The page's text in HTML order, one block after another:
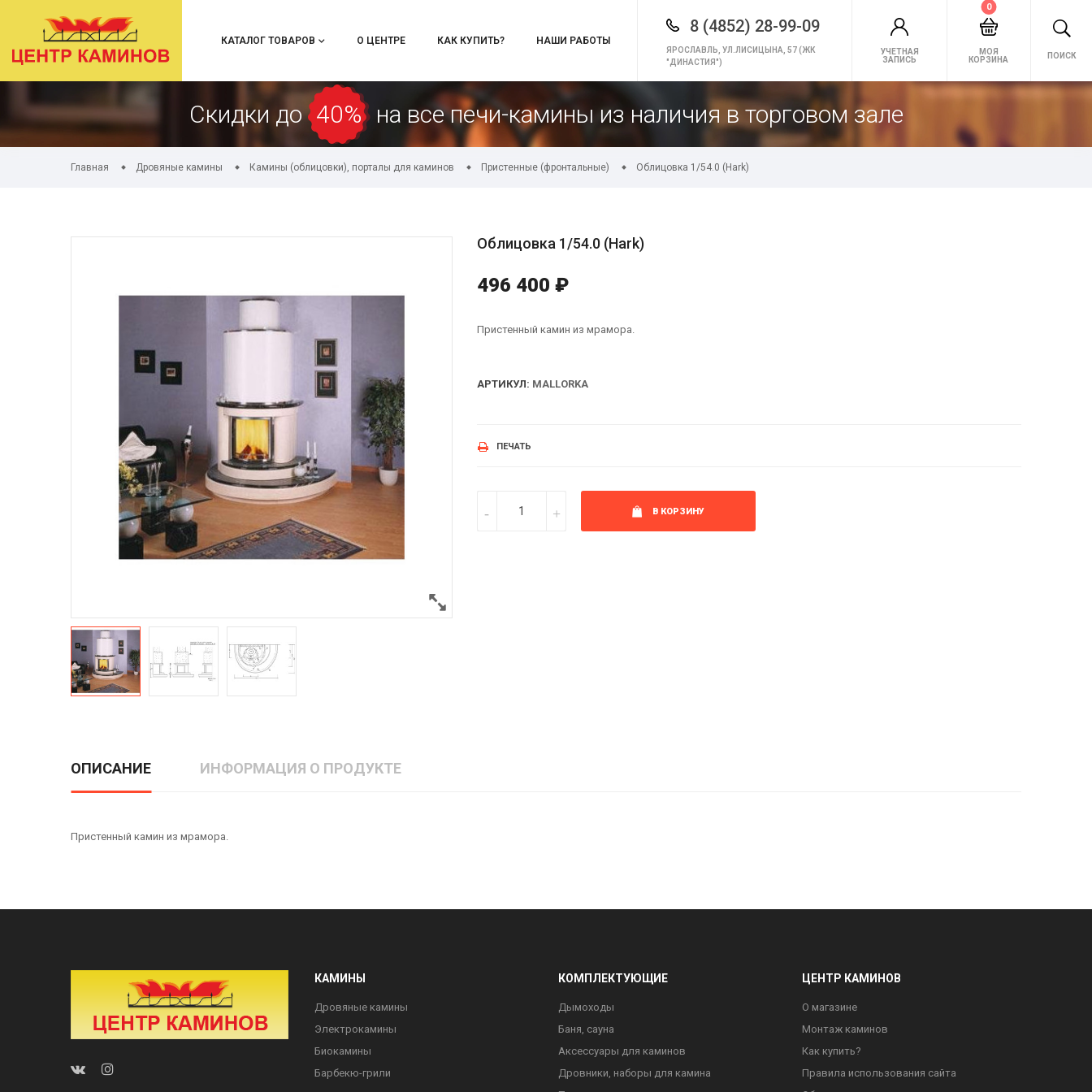
КАТАЛОГ ТОВАРОВ О ЦЕНТРЕ КАК КУПИТЬ? НАШИ РАБОТЫ
8 (4852) 28-99-09
ЯРОСЛАВЛЬ, УЛ.ЛИСИЦЫНА, 57 (ЖК
"ДИНАСТИЯ")
УЧЕТНАЯ
ЗАПИСЬ
МОЯ
КОРЗИНА
0
ПОИСК
Скидки до 40% на все печи-камины из наличия в торговом зале
Главная Дровяные камины Камины (облицовки), порталы для каминов Пристенные (фронтальные) Облицовка 1/54.0 (Hark)
Облицовка 1/54.0 (Hark)
496 400 ₽
Пристенный камин из мрамора.
АРТИКУЛ: MALLORKA
ПЕЧАТЬ
В КОРЗИНУ
ОПИСАНИЕ ИНФОРМАЦИЯ О ПРОДУКТЕ
Пристенный камин из мрамора.
КАМИНЫ
Дровяные камины
Электрокамины
Биокамины
Барбекю-грили
КОМПЛЕКТУЮЩИЕ
Дымоходы
Баня, сауна
Аксессуары для каминов
Дровники, наборы для камина
ЦЕНТР КАМИНОВ
О магазине
Монтаж каминов
Как купить?
Правила использования сайта